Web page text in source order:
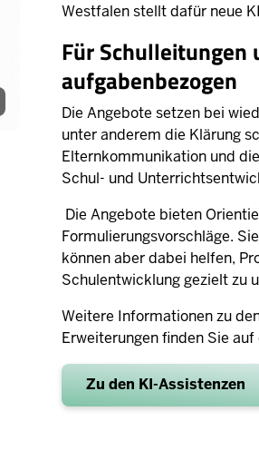
Westfalen stellt dafür neue
Für
aufgabenbezogen
Die Angebote setzen bei
unter anderem die Klärung
Elternkommunikation und
Schul- und
Die Angebote bieten
Formulierungsvorschläge.
können aber dabei helfen,
Schulentwicklung gezielt zu
Weitere Informationen zu
Erweiterungen finden Sie
Zu den KI-Assistenzen